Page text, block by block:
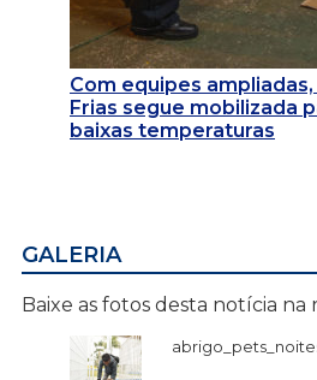
Com equipes
Frias segue mobilizada
baixas temperaturas
GALERIA
Baixe as fotos desta notícia na